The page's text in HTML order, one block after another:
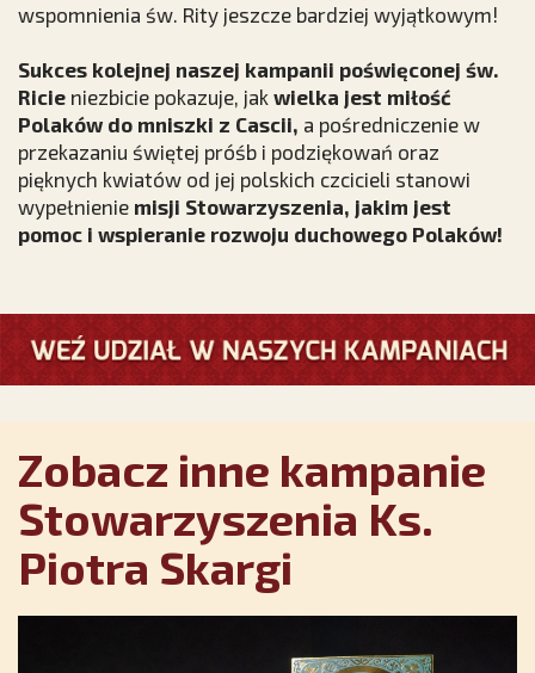
wspomnienia św. Rity jeszcze bardziej wyjątkowym!
Sukces kolejnej naszej kampanii poświęconej św.
Ricie niezbicie pokazuje, jak wielka jest miłość
Polaków do mniszki z Cascii, a pośredniczenie w
przekazaniu świętej próśb i podziękowań oraz
pięknych kwiatów od jej polskich czcicieli stanowi
wypełnienie misji Stowarzyszenia, jakim jest
pomoc i wspieranie rozwoju duchowego Polaków!
Zobacz inne kampanie
Stowarzyszenia Ks.
Piotra Skargi